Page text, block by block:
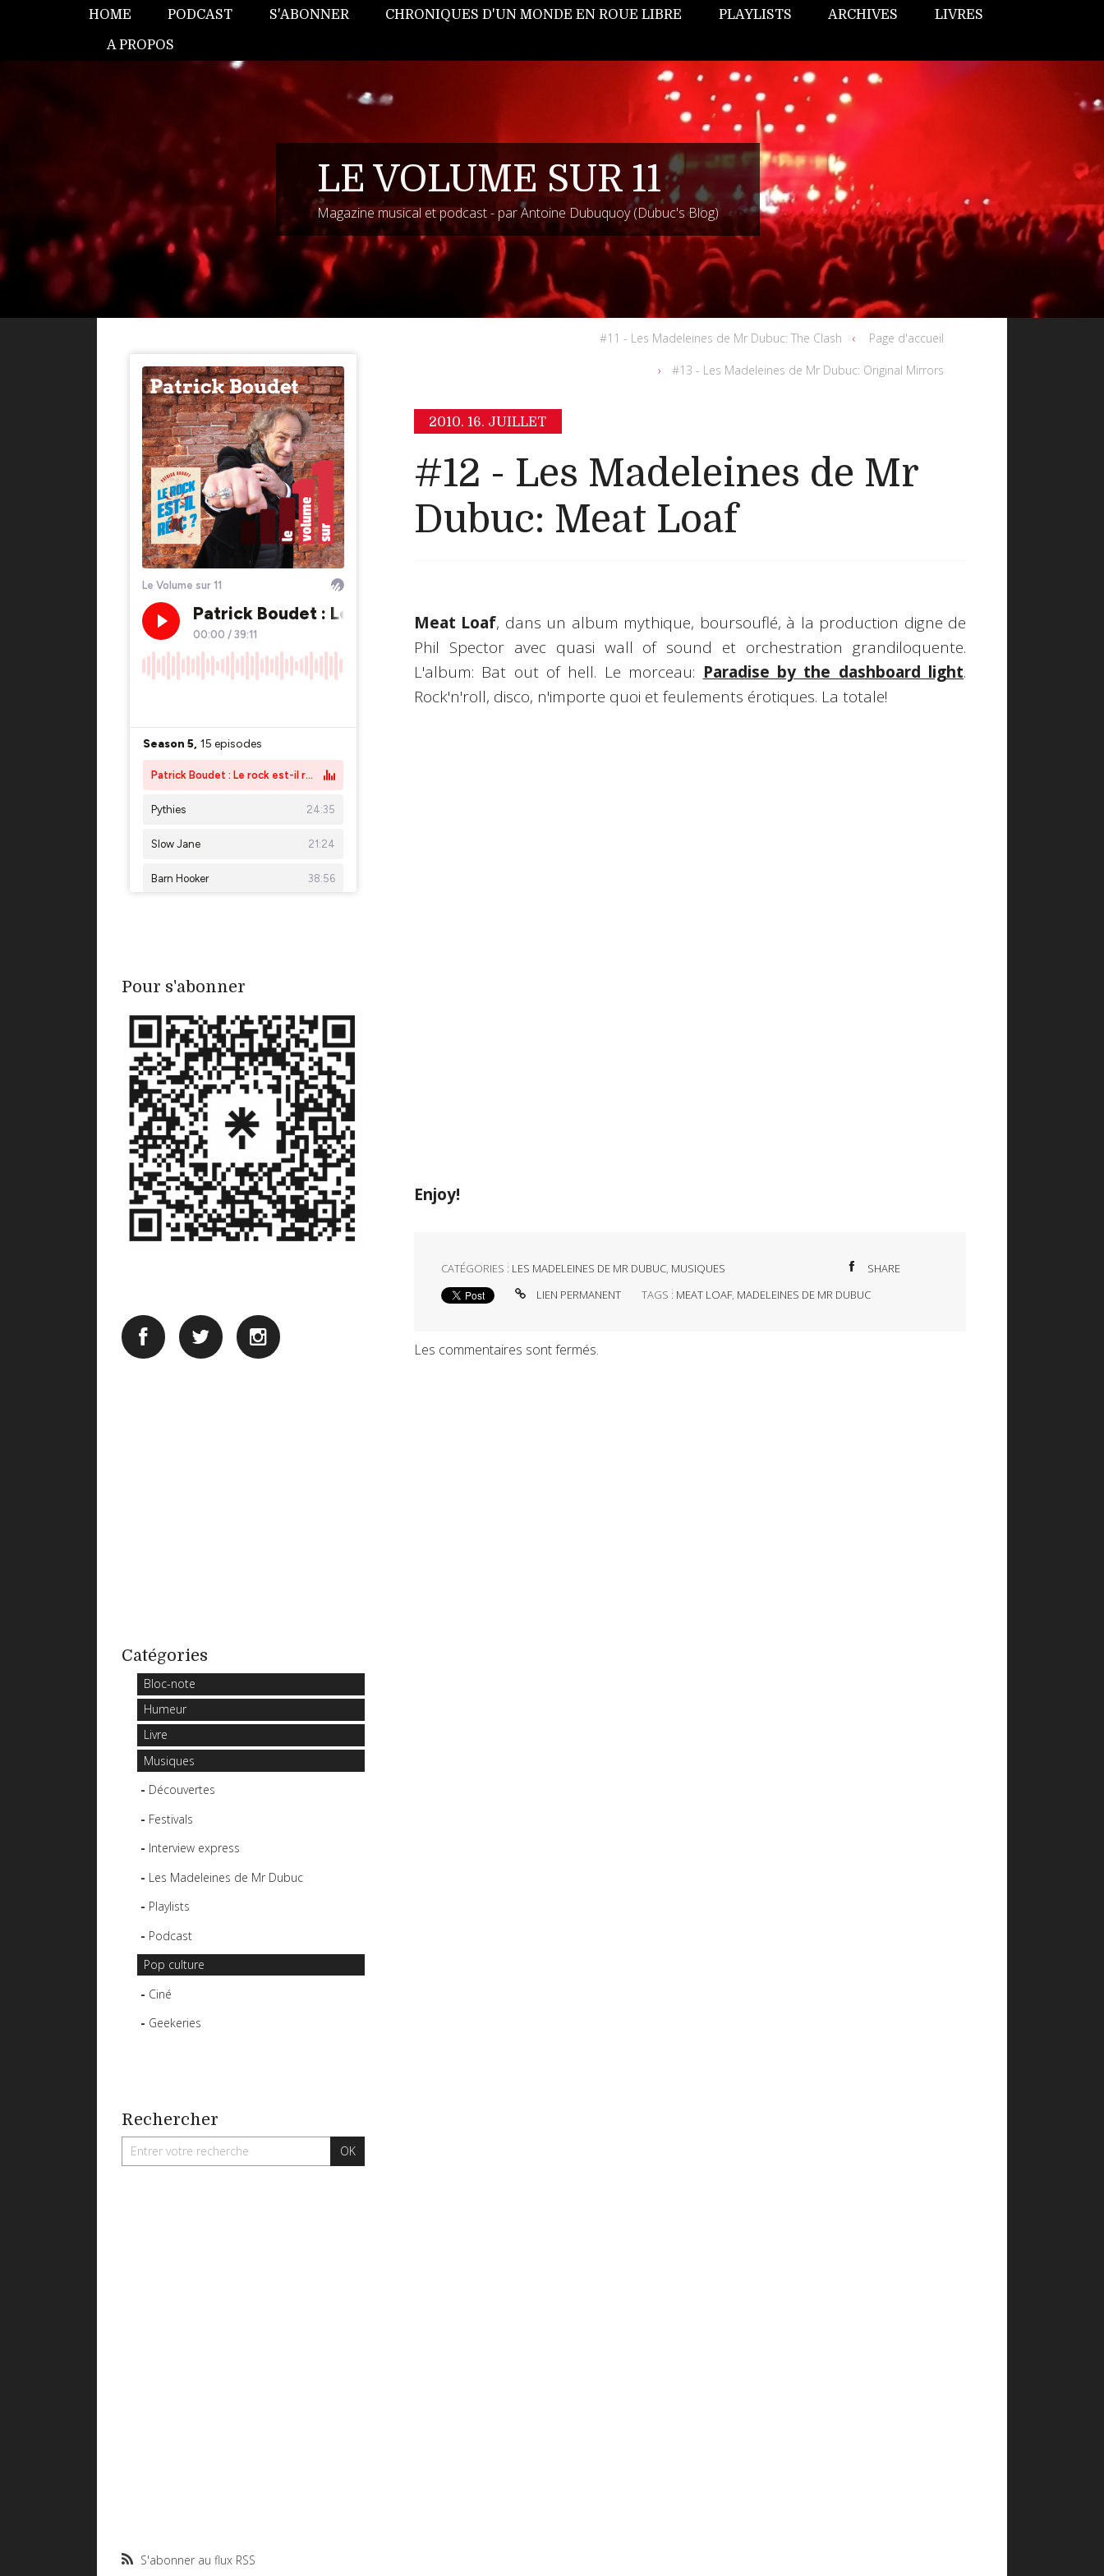
HOME PODCAST S'ABONNER CHRONIQUES D'UN MONDE EN ROUE LIBRE PLAYLISTS ARCHIVES LIVRES
A PROPOS
LE VOLUME SUR 11
Magazine musical et podcast - par Antoine Dubuquoy (Dubuc's Blog)
Pour s'abonner
Catégories
Bloc-note
Humeur
Livre
Musiques
Découvertes
Festivals
Interview express
Les Madeleines de Mr Dubuc
Playlists
Podcast
Pop culture
Ciné
Geekeries
Rechercher
S'abonner au flux RSS
#11 - Les Madeleines de Mr Dubuc: The Clash Page d'accueil
#13 - Les Madeleines de Mr Dubuc: Original Mirrors
2010. 16. JUILLET
#12 - Les Madeleines de Mr
Dubuc: Meat Loaf
Meat Loaf, dans un album mythique, boursouflé, à la production digne de
Phil Spector avec quasi wall of sound et orchestration grandiloquente.
L'album: Bat out of hell. Le morceau: Paradise by the dashboard light.
Rock'n'roll, disco, n'importe quoi et feulements érotiques. La totale!
Enjoy!
CATÉGORIES : LES MADELEINES DE MR DUBUC, MUSIQUES
SHARE
LIEN PERMANENT
TAGS : MEAT LOAF, MADELEINES DE MR DUBUC
Les commentaires sont fermés.